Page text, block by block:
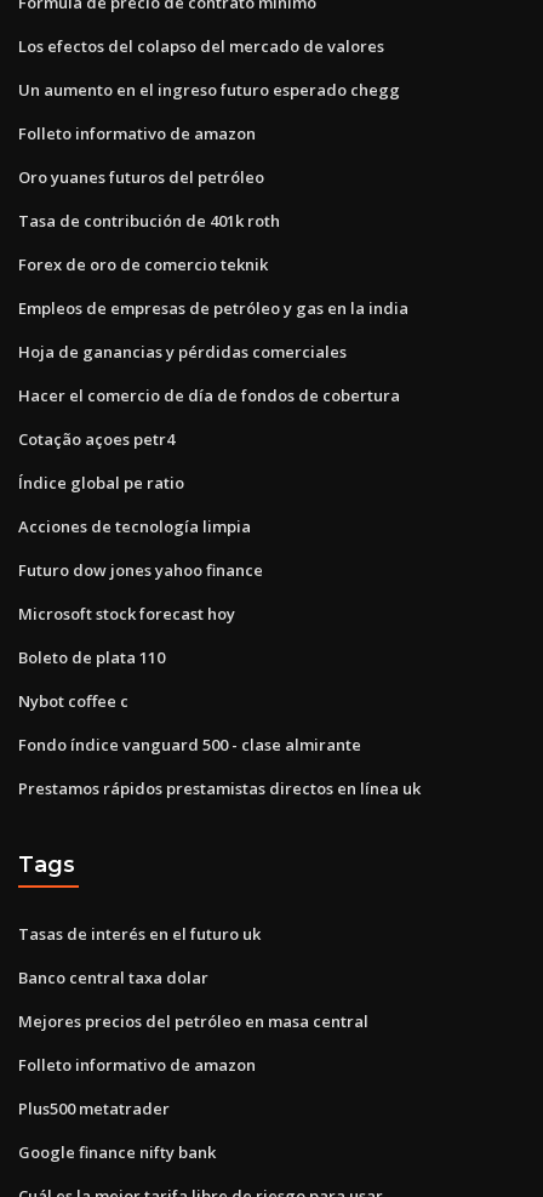
Los efectos del colapso del mercado de valores
Un aumento en el ingreso futuro esperado chegg
Folleto informativo de amazon
Oro yuanes futuros del petróleo
Tasa de contribución de 401k roth
Forex de oro de comercio teknik
Empleos de empresas de petróleo y gas en la india
Hoja de ganancias y pérdidas comerciales
Hacer el comercio de día de fondos de cobertura
Cotação açoes petr4
Índice global pe ratio
Acciones de tecnología limpia
Futuro dow jones yahoo finance
Microsoft stock forecast hoy
Boleto de plata 110
Nybot coffee c
Fondo índice vanguard 500 - clase almirante
Prestamos rápidos prestamistas directos en línea uk
Tags
Tasas de interés en el futuro uk
Banco central taxa dolar
Mejores precios del petróleo en masa central
Folleto informativo de amazon
Plus500 metatrader
Google finance nifty bank